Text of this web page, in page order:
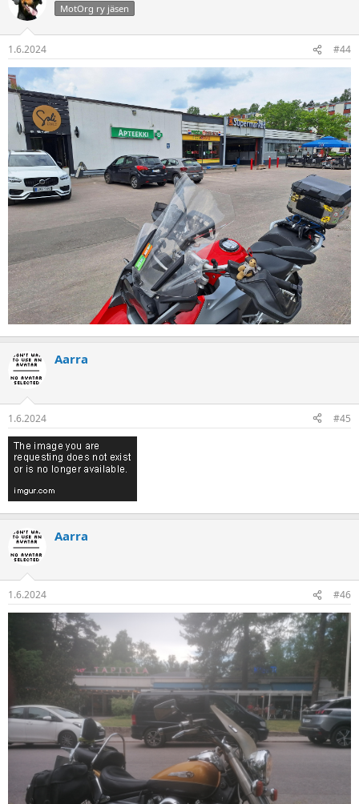
MotOrg ry jäsen
1.6.2024 #44
Aarra
1.6.2024 #45
Aarra
1.6.2024 #46